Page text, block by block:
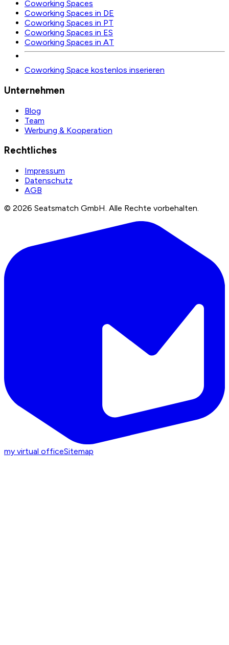
Coworking Spaces
Coworking Spaces in DE
Coworking Spaces in PT
Coworking Spaces in ES
Coworking Spaces in AT
Coworking Space kostenlos inserieren
Unternehmen
Blog
Team
Werbung & Kooperation
Rechtliches
Impressum
Datenschutz
AGB
© 2026 Seatsmatch GmbH. Alle Rechte vorbehalten.
my virtual officeSitemap